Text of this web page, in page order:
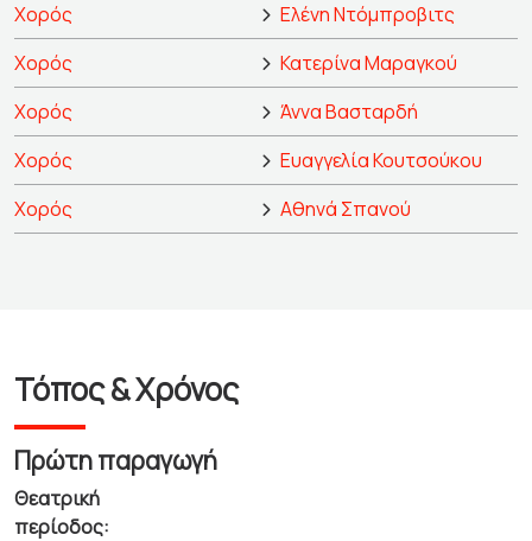
Χορός
Ελένη Ντόμπροβιτς
Χορός
Κατερίνα Μαραγκού
Χορός
Άννα Βασταρδή
Χορός
Ευαγγελία Κουτσούκου
Χορός
Αθηνά Σπανού
Τόπος & Χρόνος
Πρώτη παραγωγή
Θεατρική
περίοδος: